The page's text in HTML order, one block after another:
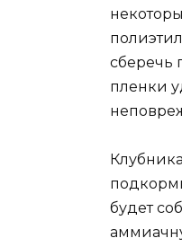
сберечь
пленки
будет